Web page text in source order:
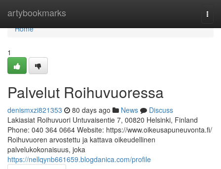
artybookmarks
Home
Home
1
Palvelut Roihuvuoressa
denismxzi821353 80 days ago News
Discuss
Lakiasiat Roihuvuori Untuvaisentie 7, 00820 Helsinki, Finland
Phone: 040 364 0664 Website: https://www.oikeusapuneuvonta.fi/
Roihuvuoren arvostettu ja kattava oikeudellinen
palvelukokonaisuus, joka
https://nellqynb661659.blogdanica.com/profile